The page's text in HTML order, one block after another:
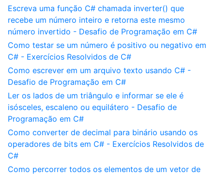
Escreva uma função C# chamada inverter() que
recebe um número inteiro e retorna este mesmo
número invertido - Desafio de Programação em C#
Como testar se um número é positivo ou negativo em
C# - Exercícios Resolvidos de C#
Como escrever em um arquivo texto usando C# -
Desafio de Programação em C#
Ler os lados de um triângulo e informar se ele é
isósceles, escaleno ou equilátero - Desafio de
Programação em C#
Como converter de decimal para binário usando os
operadores de bits em C# - Exercícios Resolvidos de
C#
Como percorrer todos os elementos de um vetor de